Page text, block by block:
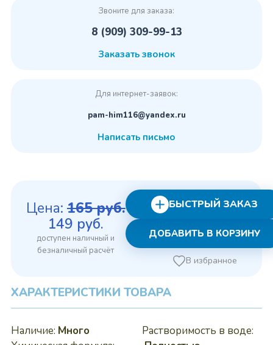
Звоните для заказа:
8 (909) 309-99-13
Заказать звонок
Для интернет-заявок:
pam-him116@yandex.ru
Написать письмо
Цена: 165руб.
Первоначальная
цена
составляла
149 руб. Текущая
цена:
149 руб..
ДОБАВИТЬ В КОРЗИНУ
БЫСТРЫЙ ЗАКАЗ
В избранное
ХАРАКТЕРИСТИКИ ТОВАРА
Наличие: Много
Растворимость в воде: